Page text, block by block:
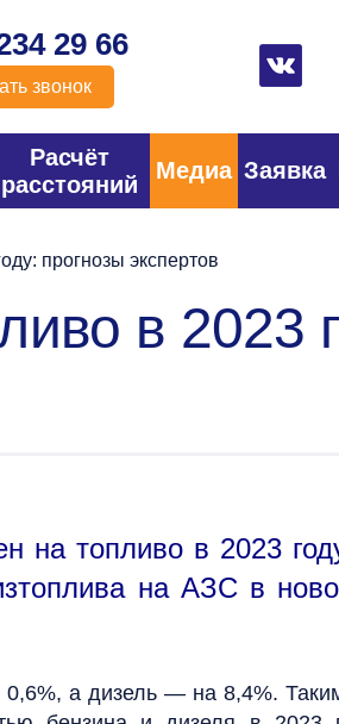
29 66
звонок
Расчёт
расстояний
Медиа Заявка
прогнозы экспертов
в 2023
на топливо в 2023
на АЗС в
а дизель — на 8,4%.